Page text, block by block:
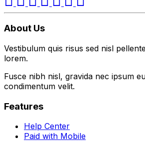
About Us
Vestibulum quis risus sed nisl
lorem.
Fusce nibh nisl, gravida nec ipsum
condimentum velit.
Features
Help Center
Paid with Mobile